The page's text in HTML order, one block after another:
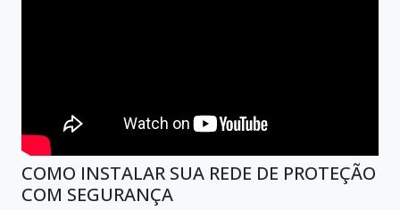
COMO INSTALAR SUA REDE DE PROTEÇÃO
COM SEGURANÇA